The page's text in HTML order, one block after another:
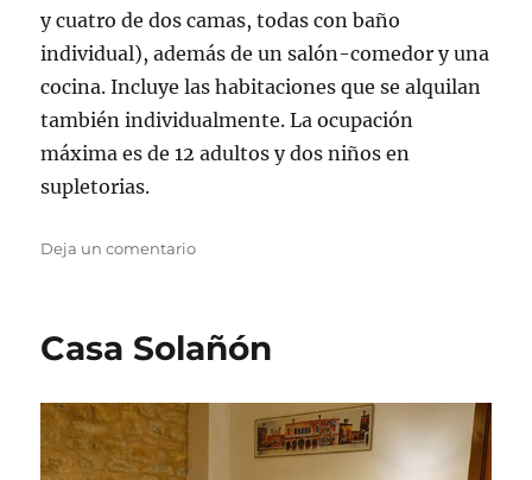
y cuatro de dos camas, todas con baño
individual), además de un salón-comedor y una
cocina. Incluye las habitaciones que se alquilan
también individualmente. La ocupación
máxima es de 12 adultos y dos niños en
supletorias.
Deja un comentarioen
Casa Solañón